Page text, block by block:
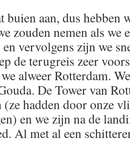
buien aan, dus hebben
zouden nemen als we
vervolgens zijn we
de terugreis zeer
alweer Rotterdam.
De Tower van
(ze hadden door onze
en we zijn na de
Al met al een